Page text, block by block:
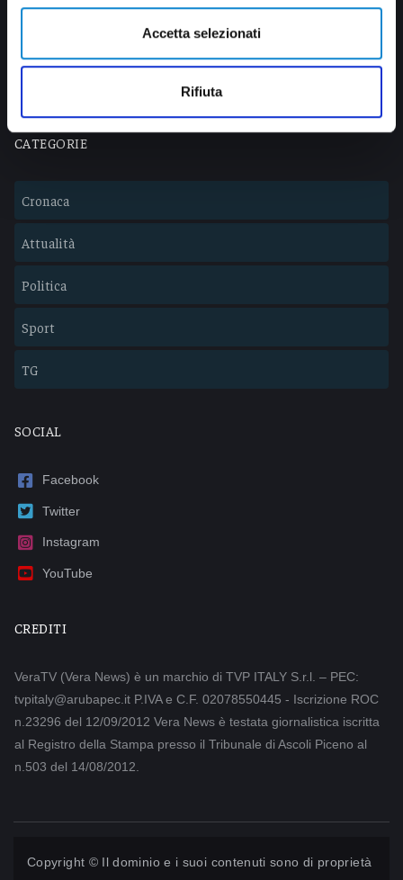
Accetta selezionati
Rifiuta
0735 367514
Lavora con noi
CATEGORIE
Cronaca
Attualità
Politica
Sport
TG
SOCIAL
Facebook
Twitter
Instagram
YouTube
CREDITI
VeraTV (Vera News) è un marchio di TVP ITALY S.r.l. – PEC:
tvpitaly@arubapec.it P.IVA e C.F. 02078550445 - Iscrizione ROC
n.23296 del 12/09/2012 Vera News è testata giornalistica iscritta
al Registro della Stampa presso il Tribunale di Ascoli Piceno al
n.503 del 14/08/2012.
Copyright © Il dominio e i suoi contenuti sono di proprietà